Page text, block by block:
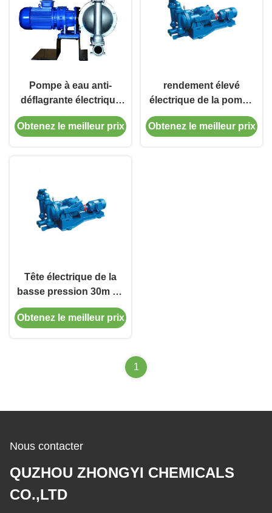
Pompe à eau anti-
déflagrante électrique
bleue du diaphragme
15kw de pompes à
Obtenez le meilleur prix
rendement élevé
électrique de la pompe
à diaphragme de 380V
415V 460V 0.75kw-15kw
Obtenez le meilleur prix
Tête électrique de la
basse pression 30m de
pompe à diaphragme de
la fonte SS304
Obtenez le meilleur prix
1
Nous contacter
QUZHOU ZHONGYI CHEMICALS
CO.,LTD